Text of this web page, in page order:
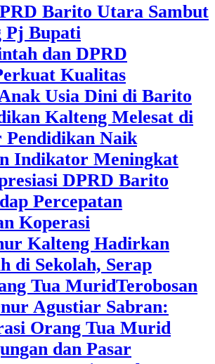
Barito Utara Sambut
Pj Bupati
dan DPRD
Kualitas
Usia Dini di Barito
Kalteng Melesat di
Pendidikan Naik
Indikator Meningkat
DPRD Barito
Percepatan
Koperasi
Kalteng Hadirkan
di Sekolah, Serap
Tua Murid‎Terobosan
Agustiar Sabran:
Orang Tua Murid
dan Pasar